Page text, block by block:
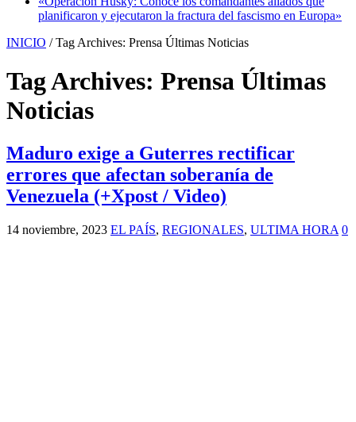
planificaron y ejecutaron la fractura del fascismo en Europa»
INICIO / Tag Archives: Prensa Últimas Noticias
Tag Archives: Prensa Últimas
Noticias
Maduro exige a Guterres rectificar
errores que afectan soberanía de
Venezuela (+Xpost / Video)
14 noviembre, 2023 EL PAÍS, REGIONALES, ULTIMA HORA 0